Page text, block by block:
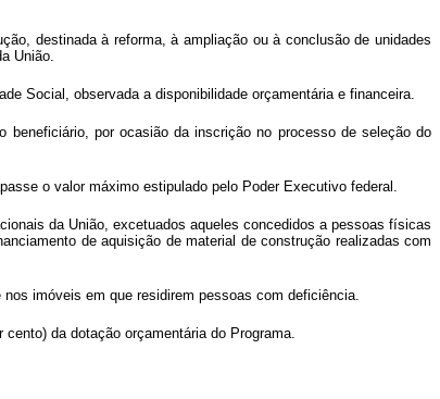
destinada à reforma, à ampliação ou à conclusão de unidades
União.
Social, observada a disponibilidade orçamentária e financeira.
beneficiário, por ocasião da inscrição no processo de seleção do
o valor máximo estipulado pelo Poder Executivo federal.
da União, excetuados aqueles concedidos a pessoas físicas
de aquisição de material de construção realizadas com
imóveis em que residirem pessoas com deficiência.
da dotação orçamentária do Programa.